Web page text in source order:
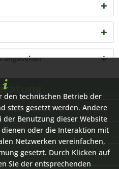
angesehen
den technischen Betrieb der
stets gesetzt werden. Andere
der Benutzung dieser Website
oder die Interaktion mit
Netzwerken vereinfachen,
gesetzt. Durch Klicken auf
Sie der entsprechenden